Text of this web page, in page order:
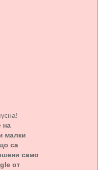
на
малки
са
само
от